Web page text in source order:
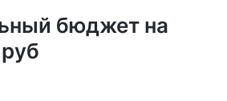
бюджет на